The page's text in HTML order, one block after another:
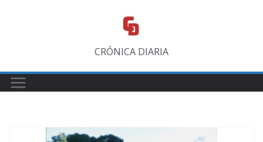
CRÓNICA DIARIA